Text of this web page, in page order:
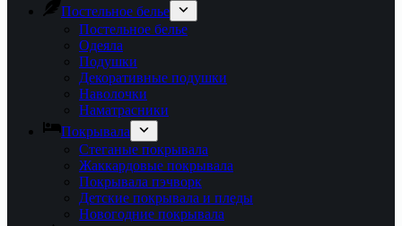
Постельное белье
Постельное белье
Одеяла
Подушки
Декоративные подушки
Наволочки
Наматрасники
Покрывала
Стеганые покрывала
Жаккардовые покрывала
Покрывала пэчворк
Детские покрывала и пледы
Новогодние покрывала